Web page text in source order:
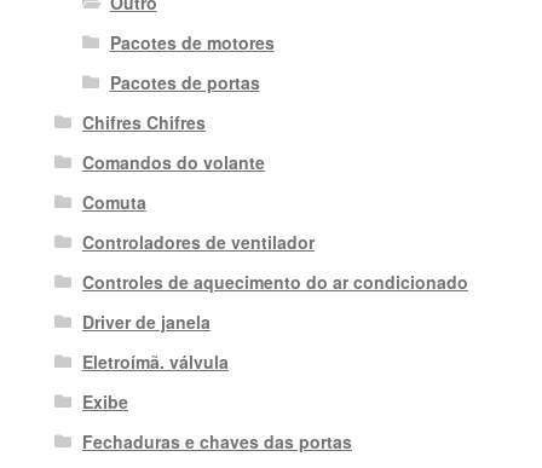
Pacotes de motores
Pacotes de portas
Chifres Chifres
Comandos do volante
Comuta
Controladores de ventilador
Controles de aquecimento do ar condicionado
Driver de janela
Eletroímã. válvula
Exibe
Fechaduras e chaves das portas